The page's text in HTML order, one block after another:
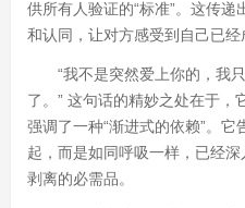
供所有人验证的“标准”。这传
和认同，让对方感受到自己已经
“我不是突然爱上你的，我
了。” 这句话的精妙之处在于，
强调了一种“渐进式的依赖”。
起，而是如同呼吸一样，已经
剥离的必需品。